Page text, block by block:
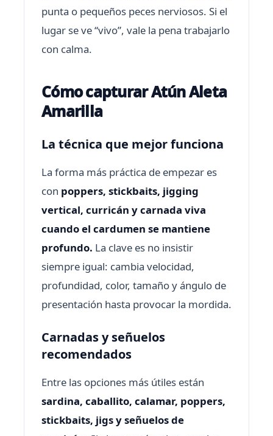
punta o pequeños peces nerviosos. Si el
lugar se ve “vivo”, vale la pena trabajarlo
con calma.
Cómo capturar Atún Aleta
Amarilla
La técnica que mejor funciona
La forma más práctica de empezar es
con poppers, stickbaits, jigging
vertical, curricán y carnada viva
cuando el cardumen se mantiene
profundo. La clave es no insistir
siempre igual: cambia velocidad,
profundidad, color, tamaño y ángulo de
presentación hasta provocar la mordida.
Carnadas y señuelos
recomendados
Entre las opciones más útiles están
sardina, caballito, calamar, poppers,
stickbaits, jigs y señuelos de